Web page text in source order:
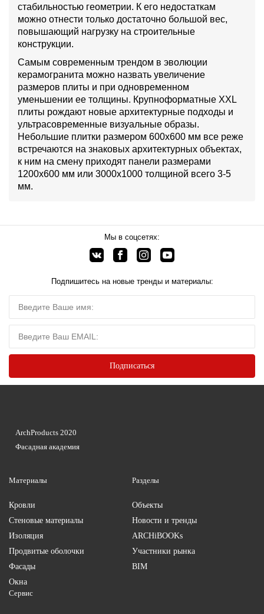
стабильностью геометрии. К его недостаткам
можно отнести только достаточно большой вес,
повышающий нагрузку на строительные
конструкции.
Самым современным трендом в эволюции
керамогранита можно назвать увеличение
размеров плиты и при одновременном
уменьшении ее толщины. Крупноформатные XXL
плиты рождают новые архитектурные подходы и
ультрасовременные визуальные образы.
Небольшие плитки размером 600х600 мм все реже
встречаются на знаковых архитектурных объектах,
к ним на смену приходят панели размерами
1200х600 мм или 3000х1000 толщиной всего 3-5
мм.
Мы в соцсетях:
Подпишитесь на новые тренды и материалы:
Материалы
Кровли
Стеновые материалы
Изоляция
Продвитые оболочки
Фасады
Окна
Разделы
Объекты
Новости и тренды
ARCHiBOOKs
Участники рынка
BIM
Сервис
ArchProducts 2020
Фасадная академия